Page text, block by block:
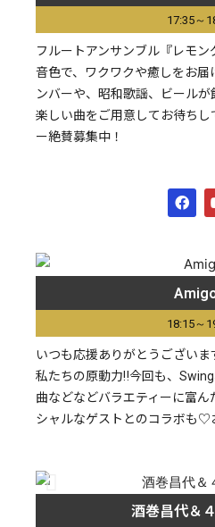
17:35～
フルートアンサンブル『レモ
音色で、ワクワクや癒しをお届
ンバーや、昭和歌謡、ビールが
楽しい曲をご用意してお待ち
ー絶賛募集中！
18:15～
いつも応援ありがとうござい
私たちの原動力‼今回も、
曲などなどバラエティーに富ん
シャルなゲストとのコラボも♡
酒巻昌代＆